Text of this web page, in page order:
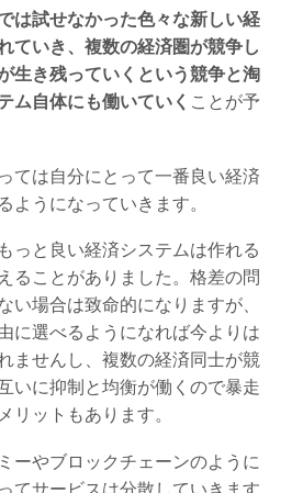
は試せなかった 色々な新しい経
ていき、複数の経済圏が競争し
生き残っていくという競争と淘
ム自体にも働いていく ことが予
ては自分にとって一番良い経済
ようになっていきます。
っと良い経済システムは作れる
ることがありました。格差の問
い場合は致命的になりますが、
に選べるようになれば今よりは
ませんし、複数の経済同士が競
いに抑制と均衡が働くので暴走
リットもあります。
ーやブロックチェーンのように
てサービスは分散していきます